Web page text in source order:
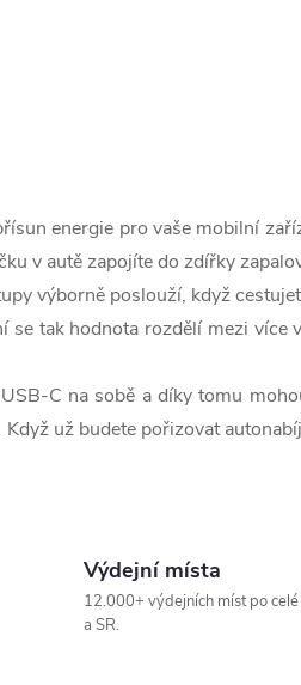
energie pro vaše mobilní
v autě zapojíte do zdířky
výborně poslouží, když
tak hodnota rozdělí mezi více
C na sobě a díky tomu
už budete pořizovat
Výdejní místa
12.000+ výdejních míst po celé
a SR.